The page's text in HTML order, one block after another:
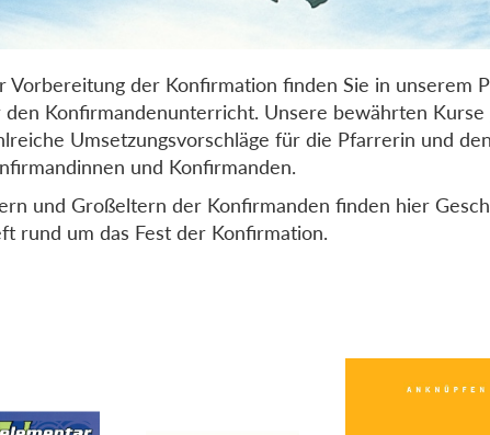
Vorbereitung der Konfirmation finden Sie in unserem
den Konfirmandenunterricht. Unsere bewährten Kurse
Umsetzungsvorschläge für die Pfarrerin und
und Konfirmanden.
und Großeltern der Konfirmanden finden hier
rund um das Fest der Konfirmation.